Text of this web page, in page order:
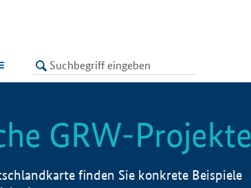
LISTE
GRW-Projekte
finden Sie konkrete Beispiele